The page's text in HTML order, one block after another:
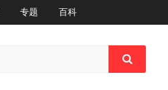
专题 百科